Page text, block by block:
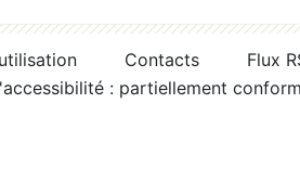
Contacts
Flux
: partiellement